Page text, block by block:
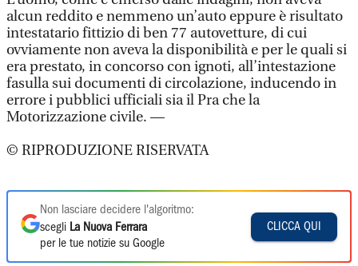
alcun reddito e nemmeno un’auto eppure è risultato
intestatario fittizio di ben 77 autovetture, di cui
ovviamente non aveva la disponibilità e per le quali si
era prestato, in concorso con ignoti, all’intestazione
fasulla sui documenti di circolazione, inducendo in
errore i pubblici ufficiali sia il Pra che la
Motorizzazione civile. —
© RIPRODUZIONE RISERVATA
Non lasciare decidere l'algoritmo:
scegli La Nuova Ferrara
per le tue notizie su Google
CLICCA QUI